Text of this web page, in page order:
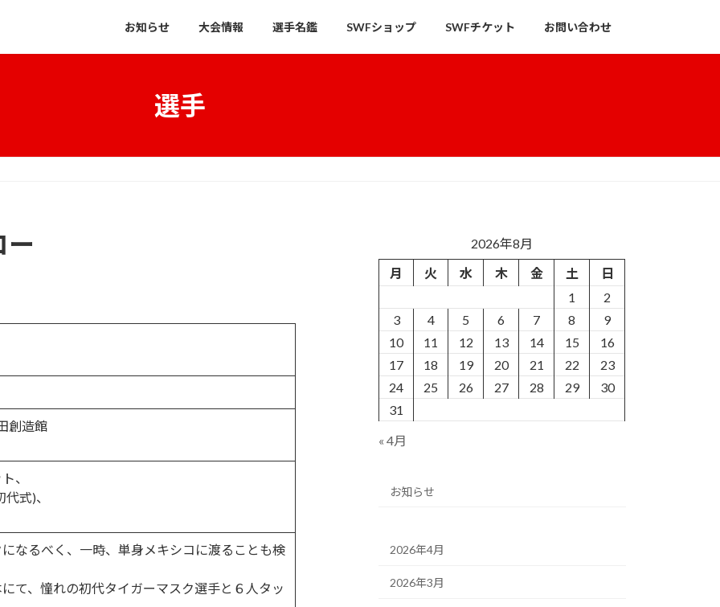
お知らせ 大会情報 選手名鑑 SWFショップ SWFチケット お問い合わせ
選手
ー
創造館
、
式)、
なるべく、一時、単身メキシコに渡ることも検
て、憧れの初代タイガーマスク選手と６人タッ
2026年8月
月
火 水 木 金 土
日
1
2
3
4 5 6 7 8
9
10
11 12 13 14 15
16
17
18 19 20 21 22
23
24
25 26 27 28 29
30
31
« 4月
お知らせ
2026年4月
2026年3月